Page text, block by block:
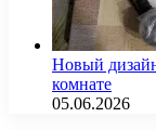
Новый
комнате
05.06.2026